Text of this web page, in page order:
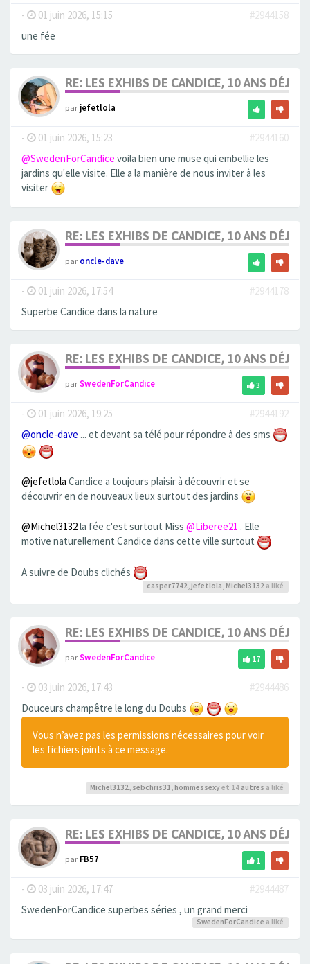
- 01 juin 2026, 15:15
#2944158
une fée
RE: LES EXHIBS DE CANDICE, 10 ANS DÉJÀ,
parjefetlola
- 01 juin 2026, 15:23
#2944160
@SwedenForCandice voila bien une muse qui embellie les
jardins qu'elle visite. Elle a la manière de nous inviter à les
visiter
RE: LES EXHIBS DE CANDICE, 10 ANS DÉJÀ,
paroncle-dave
- 01 juin 2026, 17:54
#2944178
Superbe Candice dans la nature
RE: LES EXHIBS DE CANDICE, 10 ANS DÉJÀ,
parSwedenForCandice 3
- 01 juin 2026, 19:25
#2944192
@oncle-dave ... et devant sa télé pour répondre à des sms
@jefetlola Candice a toujours plaisir à découvrir et se
découvrir en de nouveaux lieux surtout des jardins
@Michel3132la fée c'est surtout Miss @Liberee21 . Elle
motive naturellement Candice dans cette ville surtout
A suivre de Doubs clichés
casper7742, jefetlola, Michel3132 a liké
RE: LES EXHIBS DE CANDICE, 10 ANS DÉJÀ,
parSwedenForCandice 17
- 03 juin 2026, 17:43
#2944486
Douceurs champêtre le long du Doubs
Vous n’avez pas les permissions nécessaires pour voir
les fichiers joints à ce message.
Michel3132, sebchris31, hommessexyet 14 autres a liké
RE: LES EXHIBS DE CANDICE, 10 ANS DÉJÀ,
parFB57 1
- 03 juin 2026, 17:47
#2944487
SwedenForCandice superbes séries , un grand merci
SwedenForCandice a liké